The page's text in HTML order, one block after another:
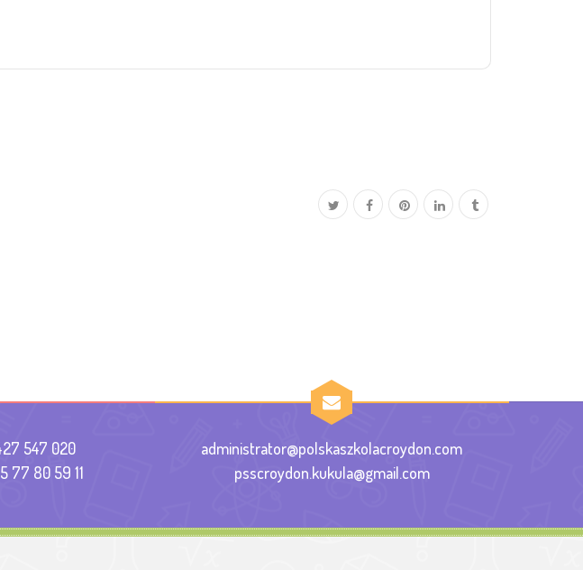
547 020
77 80 59 11
administrator@polskaszkolacroydon.com
psscroydon.kukula@gmail.com